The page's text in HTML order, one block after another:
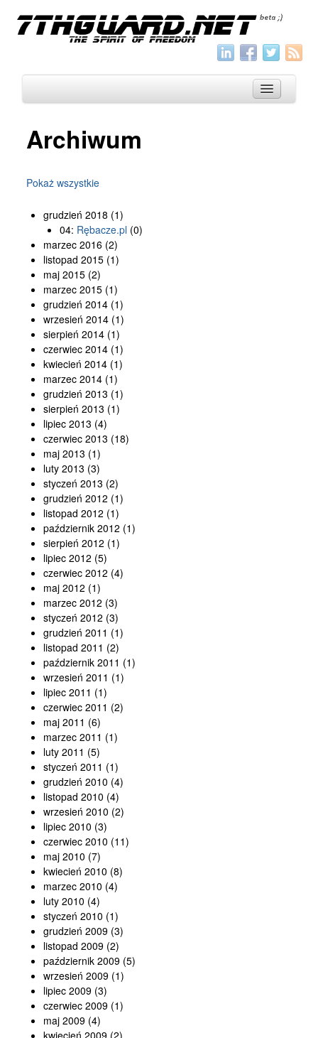
Archiwum
Aktualności
Artykuły
Krótkie
Jak pisać
Kontakt
Archiwum
Pokaż wszystkie
grudzień 2018 (1)
04: Rębacze.pl (0)
marzec 2016 (2)
listopad 2015 (1)
maj 2015 (2)
marzec 2015 (1)
grudzień 2014 (1)
wrzesień 2014 (1)
sierpień 2014 (1)
czerwiec 2014 (1)
kwiecień 2014 (1)
marzec 2014 (1)
grudzień 2013 (1)
sierpień 2013 (1)
lipiec 2013 (4)
czerwiec 2013 (18)
maj 2013 (1)
luty 2013 (3)
styczeń 2013 (2)
grudzień 2012 (1)
listopad 2012 (1)
październik 2012 (1)
sierpień 2012 (1)
lipiec 2012 (5)
czerwiec 2012 (4)
maj 2012 (1)
marzec 2012 (3)
styczeń 2012 (3)
grudzień 2011 (1)
listopad 2011 (2)
październik 2011 (1)
wrzesień 2011 (1)
lipiec 2011 (1)
czerwiec 2011 (2)
maj 2011 (6)
marzec 2011 (1)
luty 2011 (5)
styczeń 2011 (1)
grudzień 2010 (4)
listopad 2010 (4)
wrzesień 2010 (2)
lipiec 2010 (3)
czerwiec 2010 (11)
maj 2010 (7)
kwiecień 2010 (8)
marzec 2010 (4)
luty 2010 (4)
styczeń 2010 (1)
grudzień 2009 (3)
listopad 2009 (2)
październik 2009 (5)
wrzesień 2009 (1)
lipiec 2009 (3)
czerwiec 2009 (1)
maj 2009 (4)